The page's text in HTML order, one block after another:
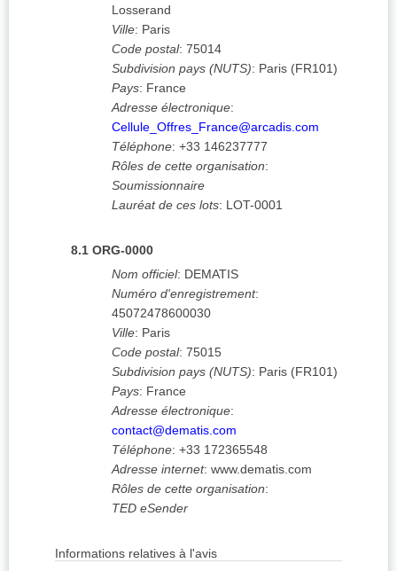
Losserand
Ville: Paris
Code postal: 75014
Subdivision pays (NUTS): Paris (FR101)
Pays: France
Adresse électronique:
Cellule_Offres_France@arcadis.com
Téléphone: +33 146237777
Rôles de cette organisation:
Soumissionnaire
Lauréat de ces lots: LOT-0001
8.1 ORG-0000
Nom officiel: DEMATIS
Numéro d'enregistrement:
45072478600030
Ville: Paris
Code postal: 75015
Subdivision pays (NUTS): Paris (FR101)
Pays: France
Adresse électronique:
contact@dematis.com
Téléphone: +33 172365548
Adresse internet: www.dematis.com
Rôles de cette organisation:
TED eSender
Informations relatives à l'avis